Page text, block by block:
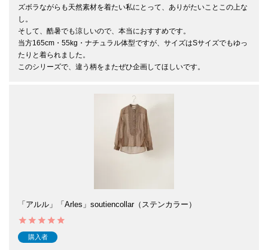
ズボラながらも天然素材を着たい私にとって、ありがたいことこの上な
し。
そして、酷暑でも涼しいので、本当におすすめです。
当方165cm・55kg・ナチュラル体型ですが、サイズはSサイズでもゆっ
たりと着られました。
このシリーズで、違う柄をまたぜひ企画してほしいです。
「アルル」「Arles」soutiencollar（ステンカラー）
購入者